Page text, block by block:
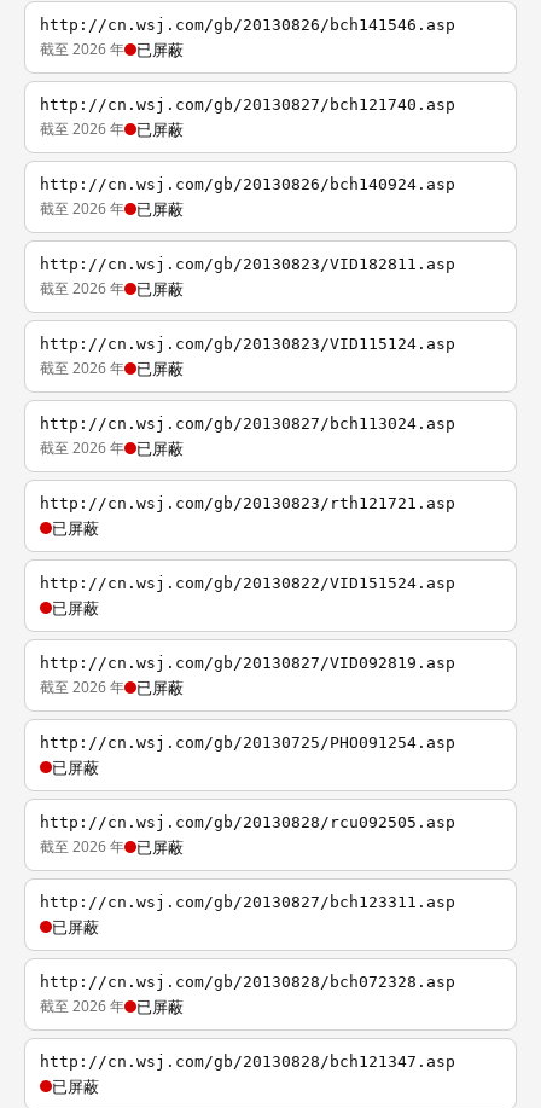
http://cn.wsj.com/gb/20130826/bch141546.asp
截至 2026 年 已屏蔽
http://cn.wsj.com/gb/20130827/bch121740.asp
截至 2026 年 已屏蔽
http://cn.wsj.com/gb/20130826/bch140924.asp
截至 2026 年 已屏蔽
http://cn.wsj.com/gb/20130823/VID182811.asp
截至 2026 年 已屏蔽
http://cn.wsj.com/gb/20130823/VID115124.asp
截至 2026 年 已屏蔽
http://cn.wsj.com/gb/20130827/bch113024.asp
截至 2026 年 已屏蔽
http://cn.wsj.com/gb/20130823/rth121721.asp
已屏蔽
http://cn.wsj.com/gb/20130822/VID151524.asp
已屏蔽
http://cn.wsj.com/gb/20130827/VID092819.asp
截至 2026 年 已屏蔽
http://cn.wsj.com/gb/20130725/PHO091254.asp
已屏蔽
http://cn.wsj.com/gb/20130828/rcu092505.asp
截至 2026 年 已屏蔽
http://cn.wsj.com/gb/20130827/bch123311.asp
已屏蔽
http://cn.wsj.com/gb/20130828/bch072328.asp
截至 2026 年 已屏蔽
http://cn.wsj.com/gb/20130828/bch121347.asp
已屏蔽